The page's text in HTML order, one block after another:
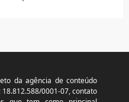
da agência de conteúdo
18.812.588/0001-07, contato